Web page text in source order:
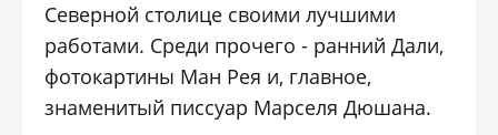
Северной столице своими лучшими
работами. Среди прочего - ранний Дали,
фотокартины Ман Рея и, главное,
знаменитый писсуар Марселя Дюшана.